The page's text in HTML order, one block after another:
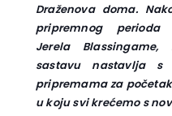
Draženova doma.
pripremnog perioda
Jerela
sastavu nastavlja s
pripremama za
u koju svi krećemo s